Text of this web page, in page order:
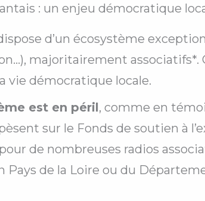
: un enjeu démocratique
d’un écosystème
majoritairement
vie démocratique locale.
est en péril, comme en
sur le Fonds de soutien à
de nombreuses radios
Pays de la Loire ou du